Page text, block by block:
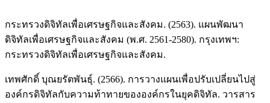
กระทรวงดิจิทัลเพื่อเศรษฐกิจและสังคม. (2563). แผนพัฒนา
ดิจิทัลเพื่อเศรษฐกิจและสังคม (พ.ศ. 2561-2580). กรุงเทพฯ:
กระทรวงดิจิทัลเพื่อเศรษฐกิจและสังคม.
เทพศักดิ์ บุณยรัตพันธุ์. (2566). การวางแผนเพื่อปรับเปลี่ยนไปสู่
องค์กรดิจิทัลกับความท้าทายขององค์กรในยุคดิจิทัล. วารสาร